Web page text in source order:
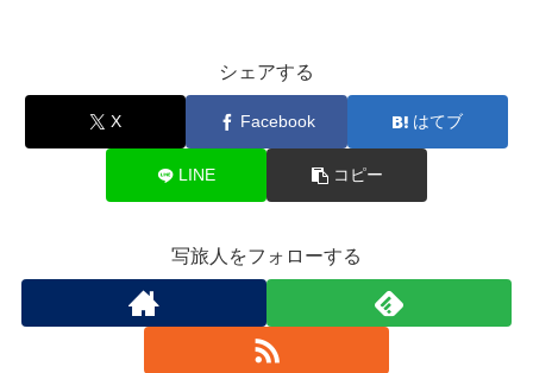
シェアする
X Facebook はてブ
LINE コピー
写旅人をフォローする